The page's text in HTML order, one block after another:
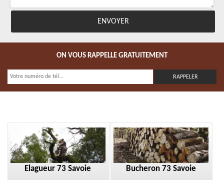
ON VOUS RAPPELLE GRATUITEMENT
Elagueur 73 Savoie Bucheron 73 Savoie